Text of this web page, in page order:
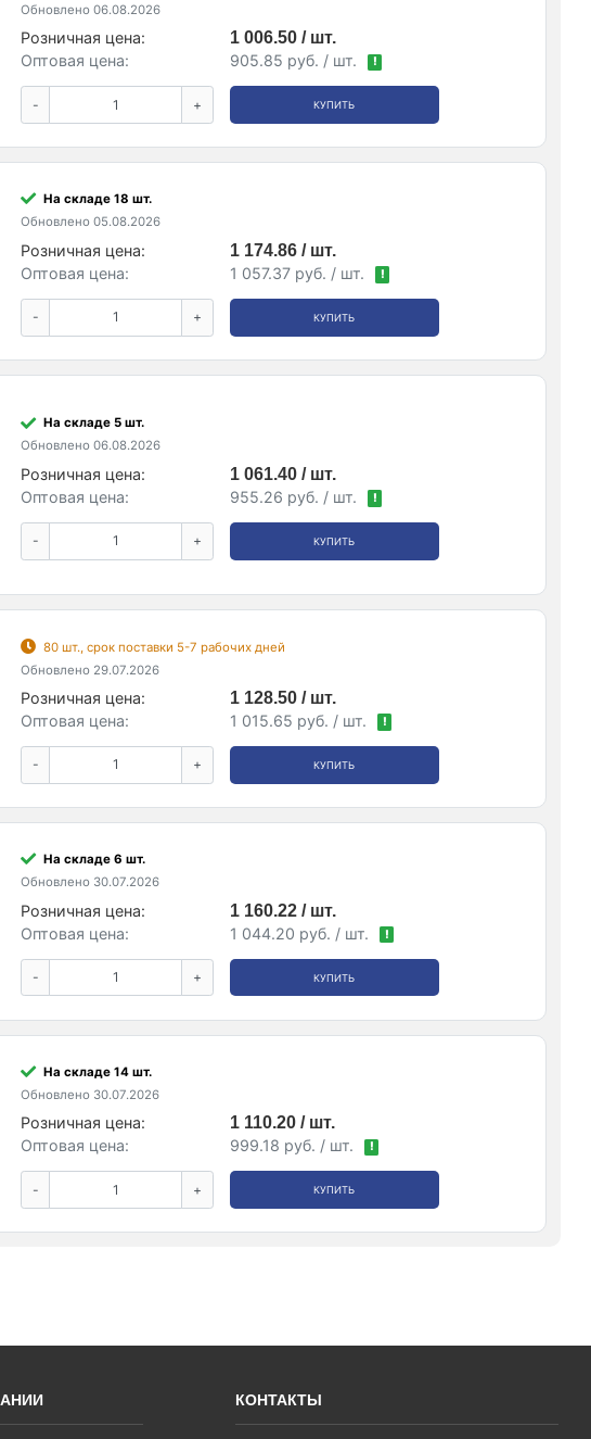
Обновлено 06.08.2026
Розничная цена:
1 006.50 / шт.
Оптовая цена:
905.85 руб. / шт. !
- + КУПИТЬ
На складе 18 шт.
Обновлено 05.08.2026
Розничная цена:
1 174.86 / шт.
Оптовая цена:
1 057.37 руб. / шт. !
- + КУПИТЬ
На складе 5 шт.
Обновлено 06.08.2026
Розничная цена:
1 061.40 / шт.
Оптовая цена:
955.26 руб. / шт. !
- + КУПИТЬ
80 шт., срок поставки 5-7 рабочих дней
Обновлено 29.07.2026
Розничная цена:
1 128.50 / шт.
Оптовая цена:
1 015.65 руб. / шт. !
- + КУПИТЬ
На складе 6 шт.
Обновлено 30.07.2026
Розничная цена:
1 160.22 / шт.
Оптовая цена:
1 044.20 руб. / шт. !
- + КУПИТЬ
На складе 14 шт.
Обновлено 30.07.2026
Розничная цена:
1 110.20 / шт.
Оптовая цена:
999.18 руб. / шт. !
- + КУПИТЬ
КОНТАКТЫ